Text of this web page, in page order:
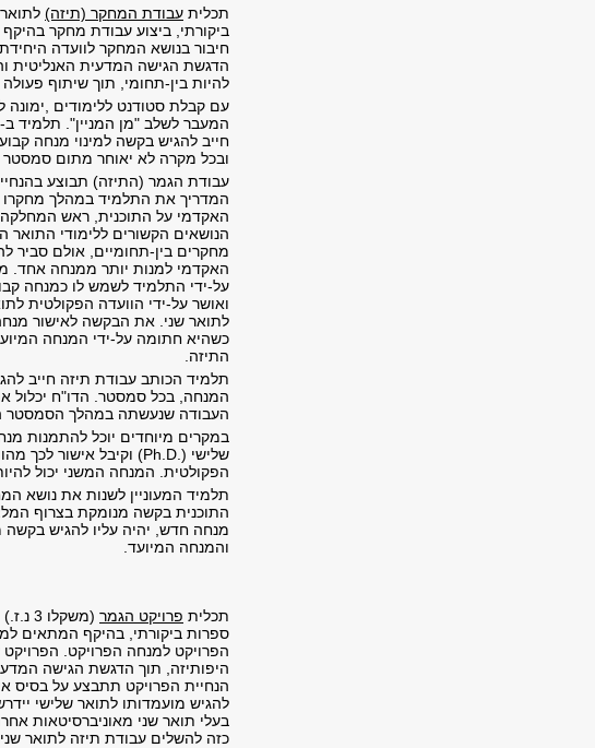
תכלית עבודת המחקר (תיזה)
ביקורתי, ביצוע עבודת מחקר
חיבור בנושא המחקר לוועדה
הדגשת הגישה המדעית האנליטית
להיות בין-תחומי, תוך שיתוף
עם קבלת סטודנט ללימודים
ימונה
המעבר לשלב "מן המניין". תלמיד
חייב להגיש בקשה למינוי מנחה
ובכל מקרה לא יאוחר מתום סמסטר
המדריך את התלמיד במהלך מחקרו
האקדמי על התוכנית, ראש
הנושאים הקשורים ללימודי
מחקרים בין-תחומיים, אולם סביר
האקדמי למנות יותר ממנחה אחד.
על-ידי התלמיד לשמש לו כמנחה
ואושר על-ידי הוועדה הפקולטית
לתואר שני. את הבקשה לאישור
כשהיא חתומה על-ידי המנחה
התיזה
תלמיד הכותב עבודת תיזה חייב
המנחה, בכל סמסטר. הדו"ח יכלול
העבודה שנעשתה במהלך הסמסטר
במקרים מיוחדים יוכל להתמנות
שלישי (Ph.D.) וקיבל אישור לכך
הפקולטית. המנחה המשני יכול
תלמיד המעוניין לשנות את נושא
התוכנית בקשה מנומקת בצרוף
מנחה חדש, יהיה עליו להגיש
והמנחה המיועד
תכלית פרויקט הגמר
ספרות ביקורתי, בהיקף המתאים
הפרויקט למנחה הפרויקט. הפרויקט
היפותיזה, תוך הדגשת הגישה
הנחיית הפרויקט תתבצע על בסיס
להגיש מועמדותו לתואר שלישי
בעלי תואר שני מאוניברסיטאות
כזה להשלים עבודת תיזה לתואר